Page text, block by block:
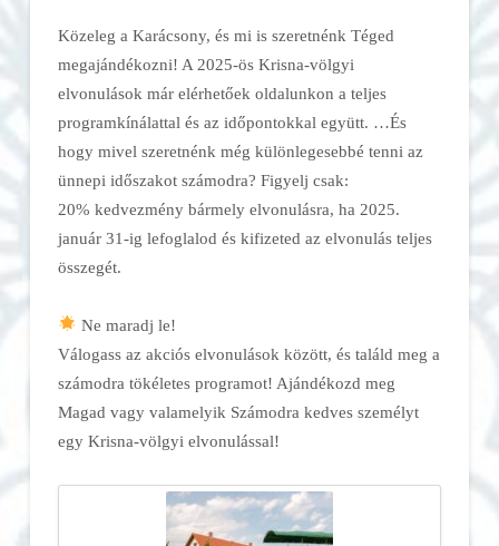
Közeleg a Karácsony, és mi is szeretnénk Téged
megajándékozni! A 2025-ös Krisna-völgyi
elvonulások már elérhetőek oldalunkon a teljes
programkínálattal és az időpontokkal együtt. …És
hogy mivel szeretnénk még különlegesebbé tenni az
ünnepi időszakot számodra? Figyelj csak:
20% kedvezmény bármely elvonulásra, ha 2025.
január 31-ig lefoglalod és kifizeted az elvonulás teljes
összegét.
Ne maradj le!
Válogass az akciós elvonulások között, és találd meg a
számodra tökéletes programot! Ajándékozd meg
Magad vagy valamelyik Számodra kedves személyt
egy Krisna-völgyi elvonulással!